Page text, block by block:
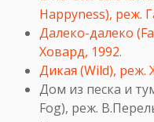
Happyness), реж.
Далеко-далеко
Ховард, 1992.
Дикая (Wild), реж.
Дом из песка и
Fog), реж.